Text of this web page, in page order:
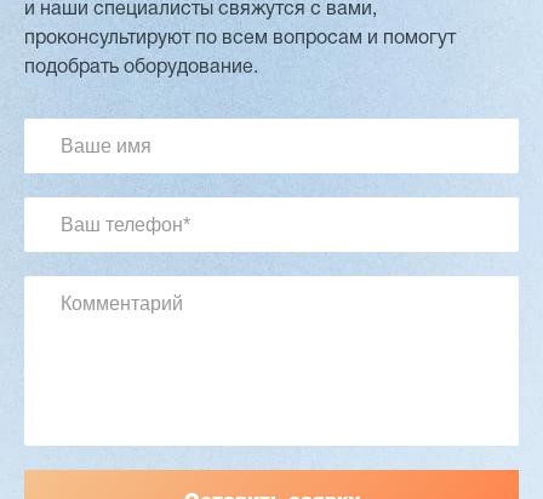
Двухсторонний шипорез MX6015
2 901 639 ₽
Артикул: 2497
Станок проходного типа
и наши специалисты свяжутся с вами,
проконсультируют по всем вопросам и помогут
подобрать оборудование.